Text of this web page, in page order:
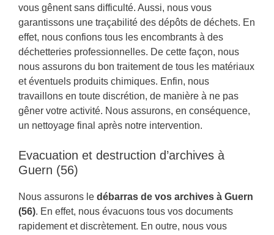
vous gênent sans difficulté. Aussi, nous vous
garantissons une traçabilité des dépôts de déchets. En
effet, nous confions tous les encombrants à des
déchetteries professionnelles. De cette façon, nous
nous assurons du bon traitement de tous les matériaux
et éventuels produits chimiques. Enfin, nous
travaillons en toute discrétion, de manière à ne pas
gêner votre activité. Nous assurons, en conséquence,
un nettoyage final après notre intervention.
Evacuation et destruction d’archives à
Guern (56)
Nous assurons le débarras de vos archives à Guern
(56). En effet, nous évacuons tous vos documents
rapidement et discrètement. En outre, nous vous